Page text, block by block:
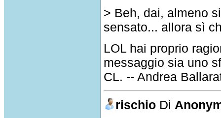
> Beh, dai, almeno
sensato... allora sì
LOL hai proprio
messaggio sia uno
CL. -- Andrea
rischio Di